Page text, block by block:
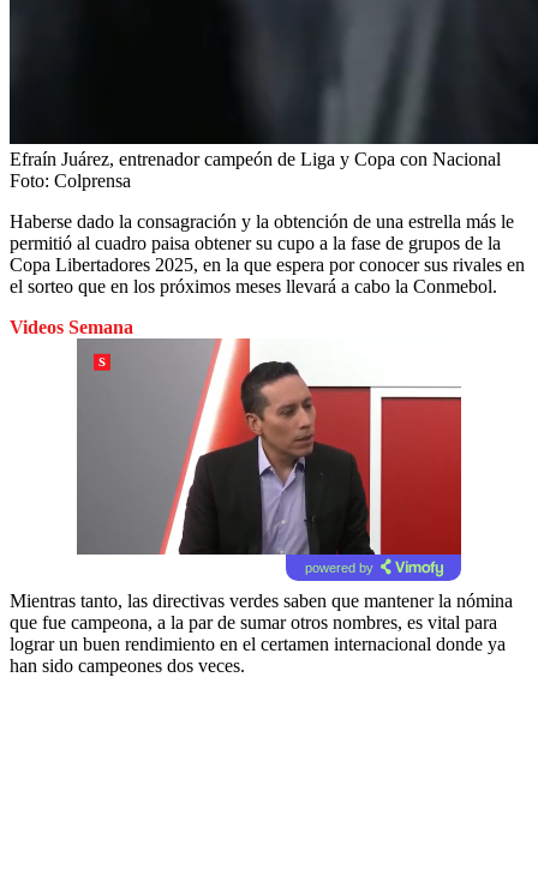
Efraín Juárez, entrenador campeón de Liga y Copa con Nacional
Foto: Colprensa
Haberse dado la consagración y la obtención de una estrella más le
permitió al cuadro paisa obtener su cupo a la fase de grupos de la
Copa Libertadores 2025, en la que espera por conocer sus rivales en
el sorteo que en los próximos meses llevará a cabo la Conmebol.
Videos Semana
powered by
Mientras tanto, las directivas verdes saben que mantener la nómina
que fue campeona, a la par de sumar otros nombres, es vital para
lograr un buen rendimiento en el certamen internacional donde ya
han sido campeones dos veces.